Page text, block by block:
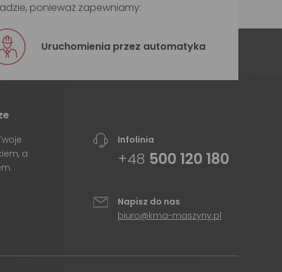
ponieważ zapewniamy:
Uruchomienia przez automatyka
a
Infolinia
+48 500 120 180
Napisz do nas
biuro@kma-maszyny.pl